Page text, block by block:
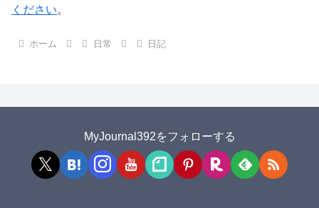
ください。
ホーム 日常 日記
MyJournal392をフォローする